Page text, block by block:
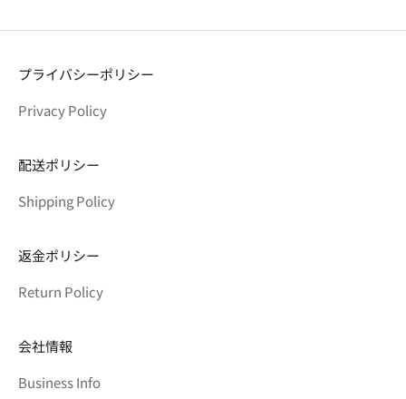
プライバシーポリシー
Privacy Policy
配送ポリシー
Shipping Policy
返金ポリシー
Return Policy
会社情報
Business Info